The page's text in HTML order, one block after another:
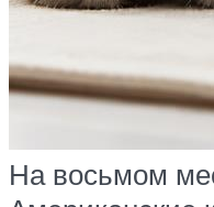
На восьмом